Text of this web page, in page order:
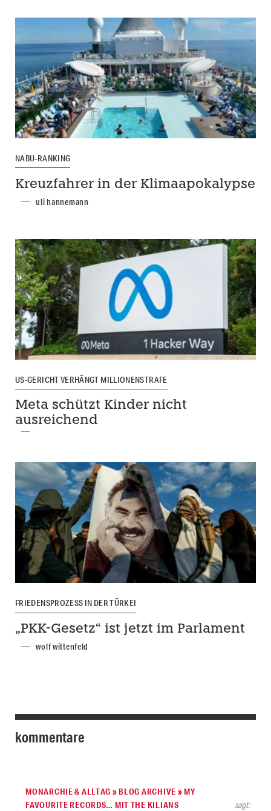
NABU-RANKING
Kreuzfahrer in der Klimaapokalypse
uli hannemann
US-GERICHT VERHÄNGT MILLIONENSTRAFE
Meta schützt Kinder nicht
ausreichend
FRIEDENSPROZESS IN DER TÜRKEI
„PKK-Gesetz“ ist jetzt im Parlament
wolf wittenfeld
kommentare
MONARCHIE & ALLTAG » BLOG ARCHIVE » MY
FAVOURITE RECORDS… MIT THE KILIANS
sagt: